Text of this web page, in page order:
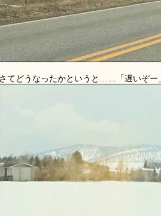
さてどうなったかというと……「遅いぞー